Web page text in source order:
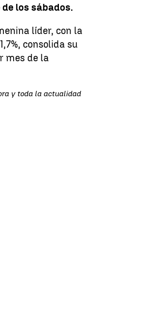
los sábados.
líder, con la
consolida su
mes de la
y toda la actualidad